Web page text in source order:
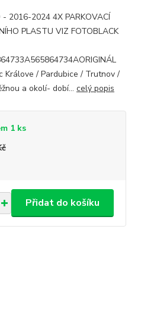
2016-2024 4X PARKOVACÍ
PLASTU VIZ FOTOBLACK
Králove / Pardubice / Trutnov /
a okolí- dobí... celý popis
1 ks
Přidat do košíku